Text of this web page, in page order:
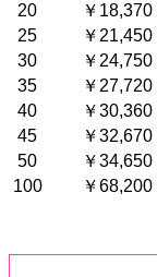
20 ￥18,370
25
￥21,450
30
￥24,750
35
￥27,720
40
￥30,360
45 ￥32,670
50
￥34,650
100
￥68,200